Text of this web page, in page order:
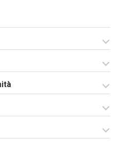
12.pdf